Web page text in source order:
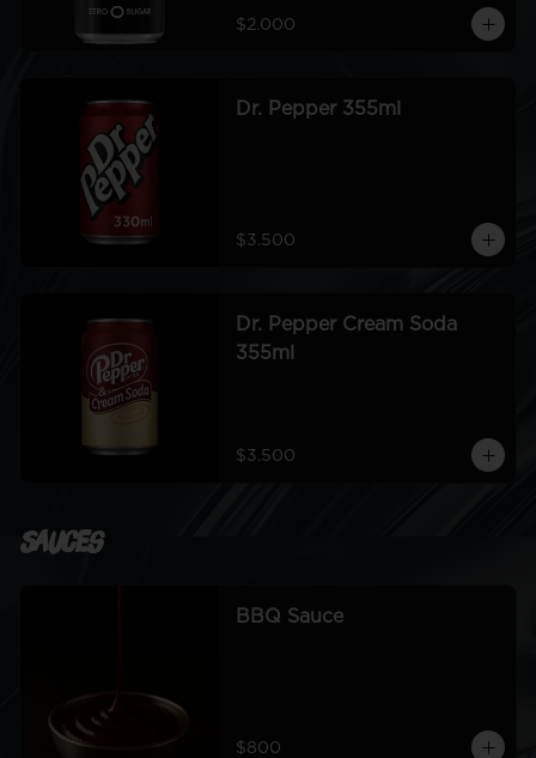
$2.000
Dr. Pepper 355ml
$3.500
Dr. Pepper Cream Soda
355ml
$3.500
Sauces
BBQ Sauce
$800